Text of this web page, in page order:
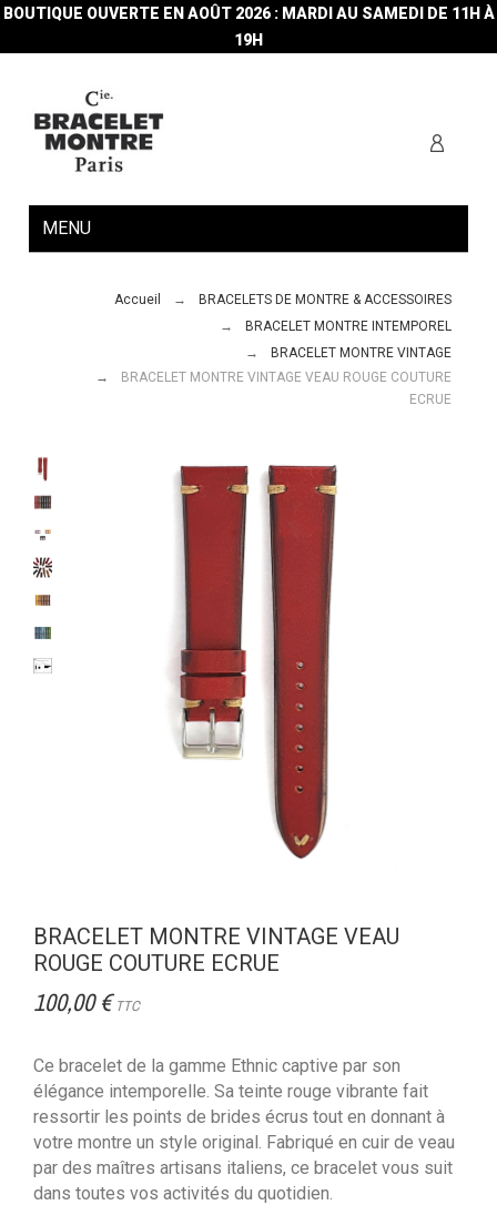
BOUTIQUE OUVERTE EN AOÛT 2026 : MARDI AU SAMEDI DE 11H À
19H
MENU
Accueil
BRACELETS DE MONTRE & ACCESSOIRES
BRACELET MONTRE INTEMPOREL
BRACELET MONTRE VINTAGE
BRACELET MONTRE VINTAGE VEAU ROUGE COUTURE
ECRUE
BRACELET MONTRE VINTAGE VEAU
ROUGE COUTURE ECRUE
100,00 € TTC
Ce bracelet de la gamme Ethnic captive par son
élégance intemporelle. Sa teinte rouge vibrante fait
ressortir les points de brides écrus tout en donnant à
votre montre un style original. Fabriqué en cuir de veau
par des maîtres artisans italiens, ce bracelet vous suit
dans toutes vos activités du quotidien.